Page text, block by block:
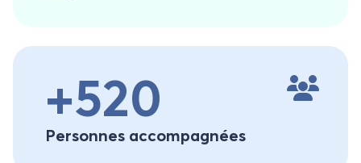
+520
Personnes accompagnées